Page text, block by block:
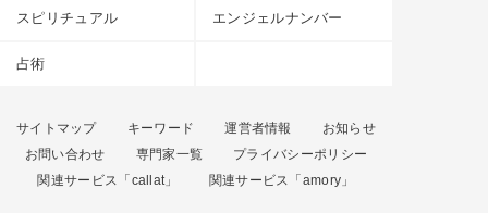
スピリチュアル エンジェルナンバー
占術
サイトマップ キーワード 運営者情報
お知らせ
お問い合わせ
専門家一覧
プライバシーポリシー
関連サービス「callat」
関連サービス「amory」